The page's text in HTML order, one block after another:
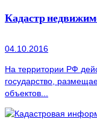
Кадастр
04.10.2016
На территории РФ
государство,
объектов...